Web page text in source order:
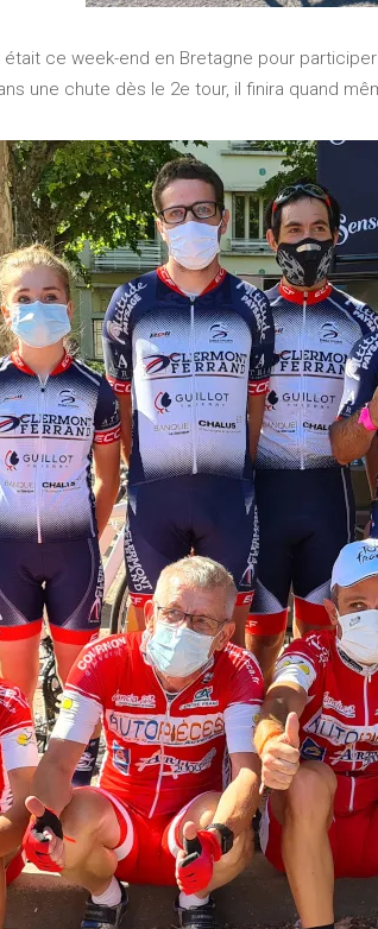
ce week-end en Bretagne pour participer
une chute dès le 2e tour, il finira quand